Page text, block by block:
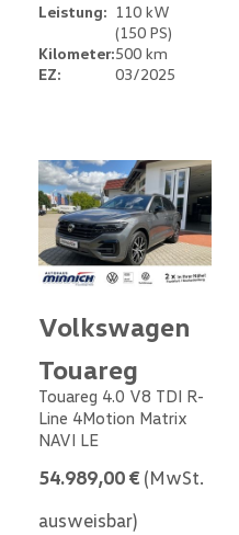
Leistung: 110 kW
(150 PS)
Kilometer:500 km
EZ:
03/2025
Volkswagen
Touareg
Touareg 4.0 V8 TDI R-
Line 4Motion Matrix
NAVI LE
54.989,00 € (MwSt.
ausweisbar)